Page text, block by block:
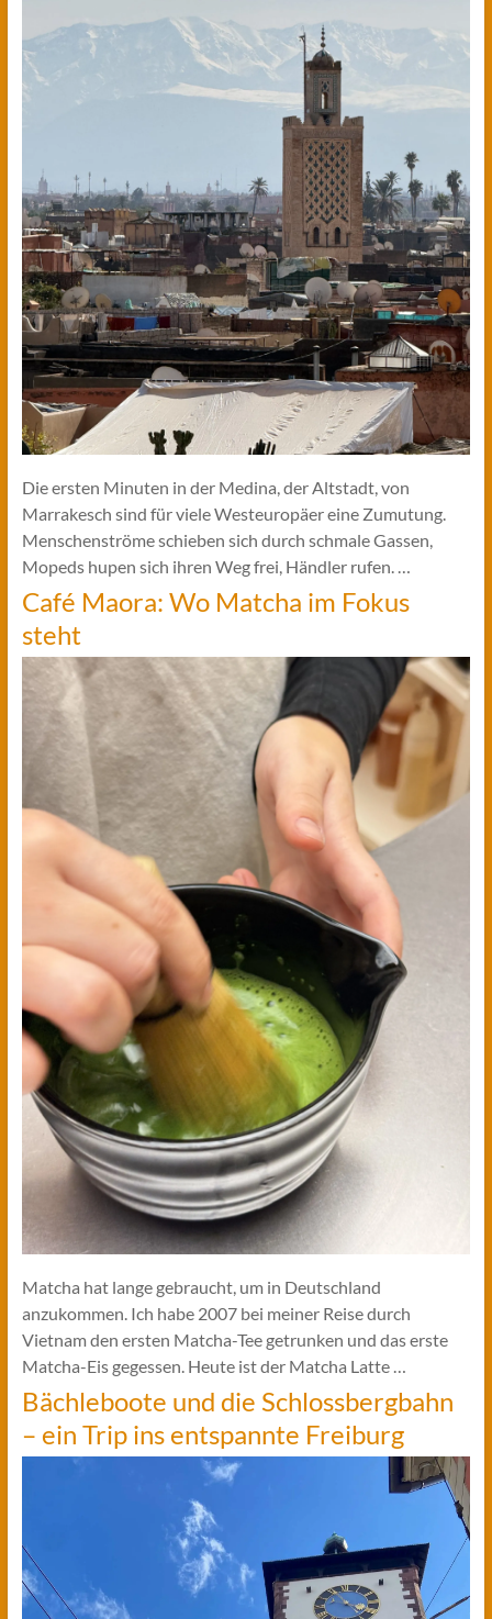
Die ersten Minuten in der Medina, der Altstadt, von
Marrakesch sind für viele Westeuropäer eine Zumutung.
Menschenströme schieben sich durch schmale Gassen,
Mopeds hupen sich ihren Weg frei, Händler rufen. …
Café Maora: Wo Matcha im Fokus
steht
Matcha hat lange gebraucht, um in Deutschland
anzukommen. Ich habe 2007 bei meiner Reise durch
Vietnam den ersten Matcha-Tee getrunken und das erste
Matcha-Eis gegessen. Heute ist der Matcha Latte …
Bächleboote und die Schlossbergbahn
– ein Trip ins entspannte Freiburg